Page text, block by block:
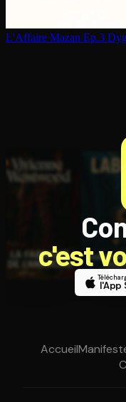
L'Affaire Mazan Ep.3
c'est
l'App
Accueil